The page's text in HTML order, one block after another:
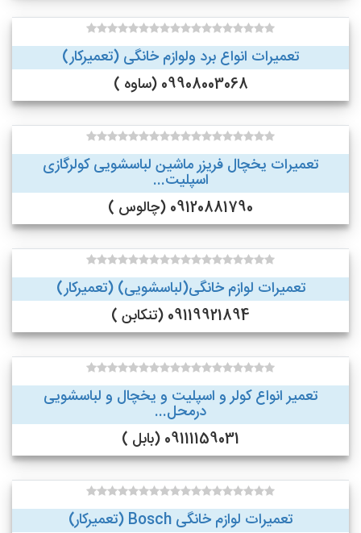
تعمیرات انواع برد ولوازم خانگی (تعمیرکار)
09908003068 (ساوه )
تعمیرات یخچال فریزر ماشین لباسشویی کولرگازی
اسپلیت...
09120881790 (چالوس )
تعمیرات لوازم خانگی(لباسشویی) (تعمیرکار)
09119921894 (تنکابن )
تعمیر انواع کولر و اسپلیت و یخچال و لباسشویی
درمحل...
09111159031 (بابل )
تعمیرات لوازم خانگی Bosch (تعمیرکار)